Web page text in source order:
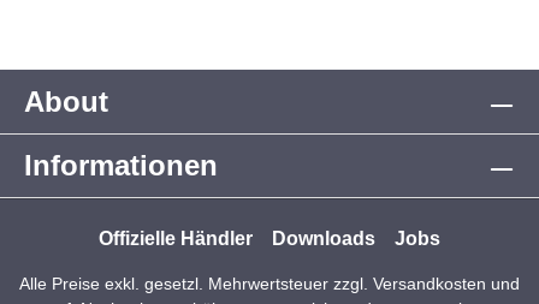
About
Informationen
Offizielle Händler Downloads Jobs
Alle Preise exkl. gesetzl. Mehrwertsteuer zzgl. Versandkosten und